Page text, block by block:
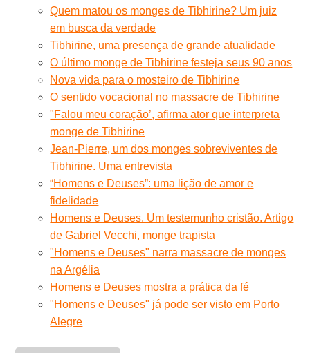
Quem matou os monges de Tibhirine? Um juiz
em busca da verdade
Tibhirine, uma presença de grande atualidade
O último monge de Tibhirine festeja seus 90 anos
Nova vida para o mosteiro de Tibhirine
O sentido vocacional no massacre de Tibhirine
"Falou meu coração’, afirma ator que interpreta
monge de Tibhirine
Jean-Pierre, um dos monges sobreviventes de
Tibhirine. Uma entrevista
“Homens e Deuses”: uma lição de amor e
fidelidade
Homens e Deuses. Um testemunho cristão. Artigo
de Gabriel Vecchi, monge trapista
"Homens e Deuses" narra massacre de monges
na Argélia
Homens e Deuses mostra a prática da fé
"Homens e Deuses" já pode ser visto em Porto
Alegre